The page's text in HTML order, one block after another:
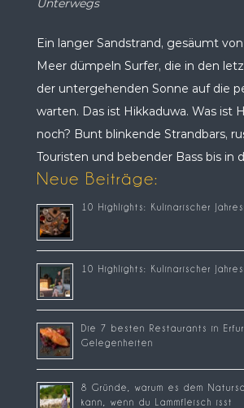
Ein langer Sandstrand, gesäumt
Meer dümpeln Surfer, die in den
der untergehenden Sonne auf die
warten. Das ist Hikkaduwa. Was ist
noch? Bunt blinkende Strandbars,
Touristen und bebender Bass bis in
Neue Beiträge:
10 Highlights: Kulinarischer
10 Highlights: Kulinarischer
Die 7 besten Restaurants in
Gelegenheiten
8 Gründe, warum es dem
kann, wenn du Lammfleisch isst